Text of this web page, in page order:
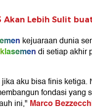
Akan Lebih Sulit
kejuaraan dunia
klasemendi setiap akhir
aku bisa finis ketiga.
fondasi yang
ini," Marco